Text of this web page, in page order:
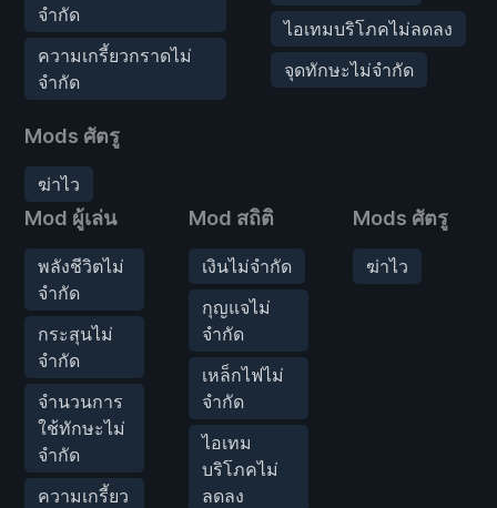
จำกัด
ความเกรี้ยวกราดไม่
จำกัด
Mods ศัตรู
ฆ่าไว
ไอเทมบริโภคไม่ลดลง
จุดทักษะไม่จำกัด
Mod ผู้เล่น
พลังชีวิตไม่
จำกัด
กระสุนไม่
จำกัด
จำนวนการ
ใช้ทักษะไม่
จำกัด
ความเกรี้ยว
Mod สถิติ
เงินไม่จำกัด
กุญแจไม่
จำกัด
เหล็กไฟไม่
จำกัด
ไอเทม
บริโภคไม่
ลดลง
Mods ศัตรู
ฆ่าไว